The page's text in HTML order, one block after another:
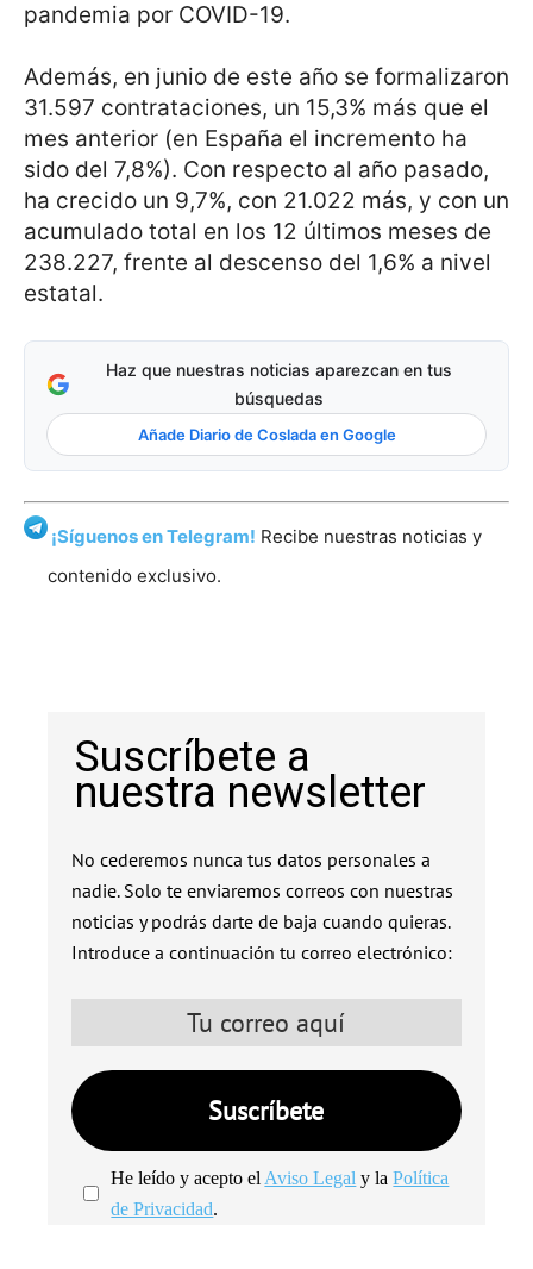
pandemia por COVID-19.
Además, en junio de este año se formalizaron
31.597 contrataciones, un 15,3% más que el
mes anterior (en España el incremento ha
sido del 7,8%). Con respecto al año pasado,
ha crecido un 9,7%, con 21.022 más, y con un
acumulado total en los 12 últimos meses de
238.227, frente al descenso del 1,6% a nivel
estatal.
Haz que nuestras noticias aparezcan en tus
búsquedas
Añade Diario de Coslada en Google
¡Síguenos en Telegram! Recibe nuestras noticias y
contenido exclusivo.
Suscríbete a
nuestra newsletter
No cederemos nunca tus datos personales a
nadie. Solo te enviaremos correos con nuestras
noticias y podrás darte de baja cuando quieras.
Introduce a continuación tu correo electrónico:
He leído y acepto el Aviso Legal y laPolítica
de Privacidad.